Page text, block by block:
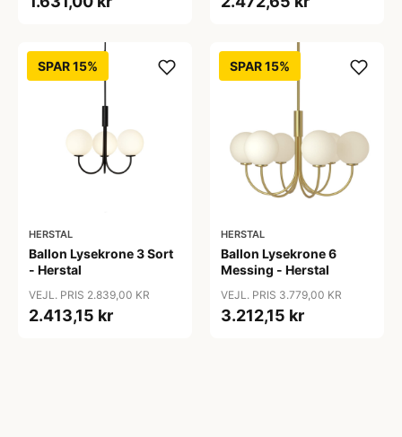
SPAR 15%
HERSTAL
Ballon Lysekrone 3 Sort
- Herstal
VEJL. PRIS 2.839,00 KR
2.413,15 kr
SPAR 15%
HERSTAL
Ballon Lysekrone 6
Messing - Herstal
VEJL. PRIS 3.779,00 KR
3.212,15 kr